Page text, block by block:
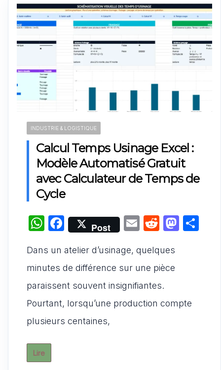
INDUSTRIE & LOGISTIQUE
Calcul Temps Usinage Excel :
Modèle Automatisé Gratuit
avec Calculateur de Temps de
Cycle
W
at
s
A
p
p
F
a
c
e
b
o
o
Post
E
ai
l
R
d
di
t
M
o
Dans un atelier d’usinage, quelques
minutes de différence sur une pièce
paraissent souvent insignifiantes.
Pourtant, lorsqu’une production compte
plusieurs centaines,
Lire